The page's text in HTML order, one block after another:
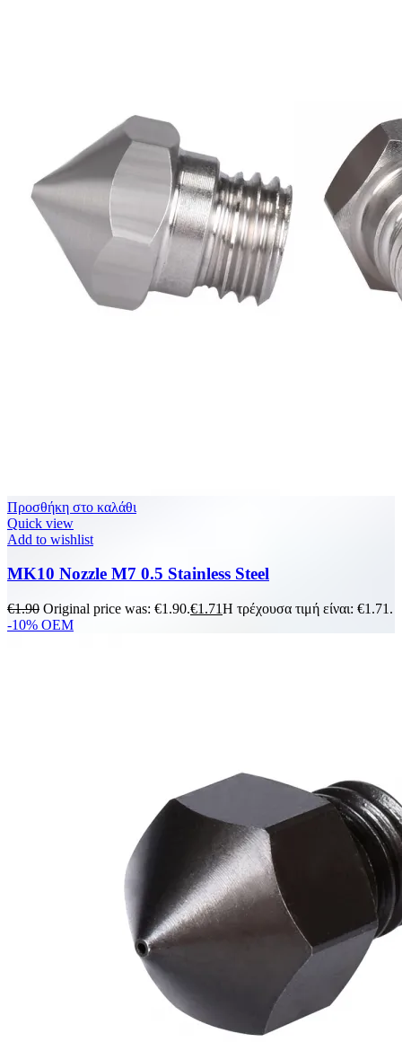
Προσθήκη στο καλάθι
Quick view
Add to wishlist
MK10 Nozzle M7 0.5 Stainless Steel
€1.90 Original price was: €1.90.€1.71Η τρέχουσα τιμή είναι: €1.71.
-10% OEM